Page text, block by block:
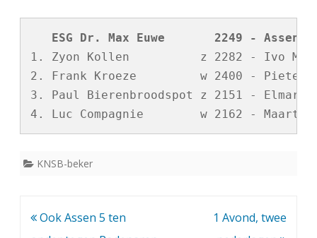
ESG Dr. Max Euwe       2249 - Assen
1. Zyon Kollen          z 2282 - Ivo
2. Frank Kroeze         w 2400 - Pieter
3. Paul Bierenbroodspot z 2151 - Elmar
KNSB-beker
Bericht
Ook Assen 5 ten
1 Avond, twee